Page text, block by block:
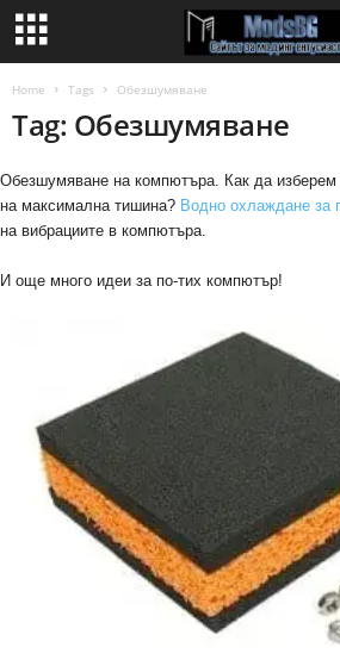
Home Tags Обезшумяване
Tag: Обезшумяване
Обезшумяване на компютъра. Как да изберем
на максимална тишина? Водно охлаждане за
на вибрациите в компютъра.
И още много идеи за по-тих компютър!